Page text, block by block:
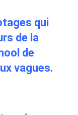
qui
de la
de
vagues.